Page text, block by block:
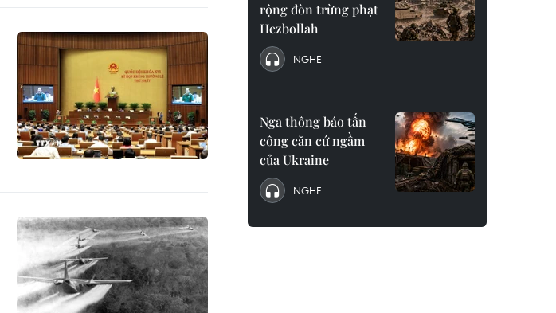
rộng đòn trừng phạt
Hezbollah
NGHE
Nga thông báo tấn
công căn cứ ngầm
của Ukraine
NGHE